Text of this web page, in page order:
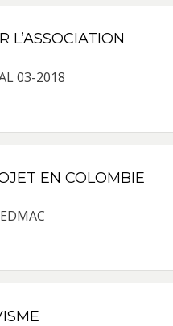
L’ASSOCIATION
EN COLOMBIE